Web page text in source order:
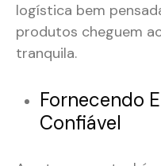
logística bem
produtos cheguem
tranquila.
Fornecendo
Confiável